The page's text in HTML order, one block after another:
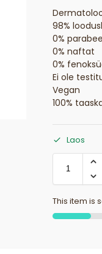
98%
0%
0% naftat
0%
Ei ole
Vegan
100%
Laos
This item is